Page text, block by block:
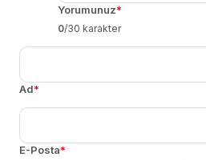
Yorumunuz*
0/30 karakter
Ad*
E-Posta*